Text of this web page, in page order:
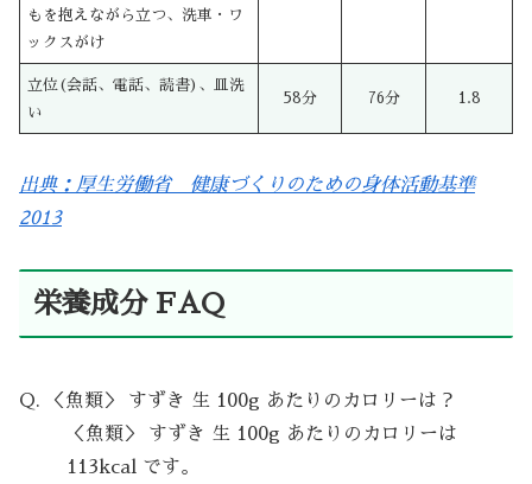
もを抱えながら立つ、洗車・ワ
ックスがけ
立位(会話、電話、読書)、皿洗
い
58分 76分 1.8
出典：厚生労働省 健康づくりのための身体活動基準
2013
栄養成分 FAQ
Q. ＜魚類＞ すずき 生 100g あたりのカロリーは？
＜魚類＞ すずき 生 100g あたりのカロリーは
113kcal です。